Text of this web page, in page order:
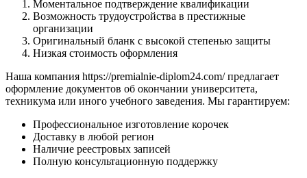
Моментальное подтверждение квалификации
Возможность трудоустройства в престижные
организации
Оригинальный бланк с высокой степенью защиты
Низкая стоимость оформления
Наша компания https://premialnie-diplom24.com/ предлагает
оформление документов об окончании университета,
техникума или иного учебного заведения. Мы гарантируем:
Профессиональное изготовление корочек
Доставку в любой регион
Наличие реестровых записей
Полную консультационную поддержку